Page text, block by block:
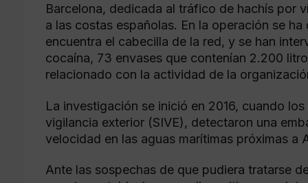
Barcelona, dedicada al tráfico de hachís por
a las costas españolas. En la operación se
encuentra el cabecilla de la red, y se han
cocaína, 73 envases que contenían 2.200
relacionado con la actividad de la
La investigación se inició en 2016, cuando
vigilancia exterior (SIVE), detectaron una
velocidad en las aguas marítimas próximas a
Ante las sospechas de que pudiera tratarse